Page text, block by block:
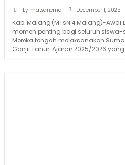
By matsanema December 1, 2025
Kab. Malang (MTsN 4 Malang)-Awal
momen penting bagi seluruh siswa-
Mereka tengah melaksanakan
Ganjil Tahun Ajaran 2025/2026